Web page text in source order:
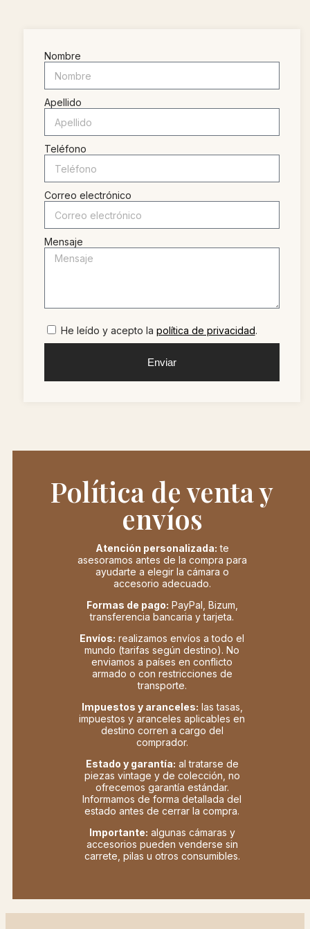
Nombre
Apellido
Teléfono
Correo electrónico
Mensaje
He leído y acepto la política de privacidad.
Enviar
Política de venta y
envíos
Atención personalizada: te
asesoramos antes de la compra para
ayudarte a elegir la cámara o
accesorio adecuado.
Formas de pago: PayPal, Bizum,
transferencia bancaria y tarjeta.
Envíos: realizamos envíos a todo el
mundo (tarifas según destino). No
enviamos a países en conflicto
armado o con restricciones de
transporte.
Impuestos y aranceles: las tasas,
impuestos y aranceles aplicables en
destino corren a cargo del
comprador.
Estado y garantía: al tratarse de
piezas vintage y de colección, no
ofrecemos garantía estándar.
Informamos de forma detallada del
estado antes de cerrar la compra.
Importante: algunas cámaras y
accesorios pueden venderse sin
carrete, pilas u otros consumibles.